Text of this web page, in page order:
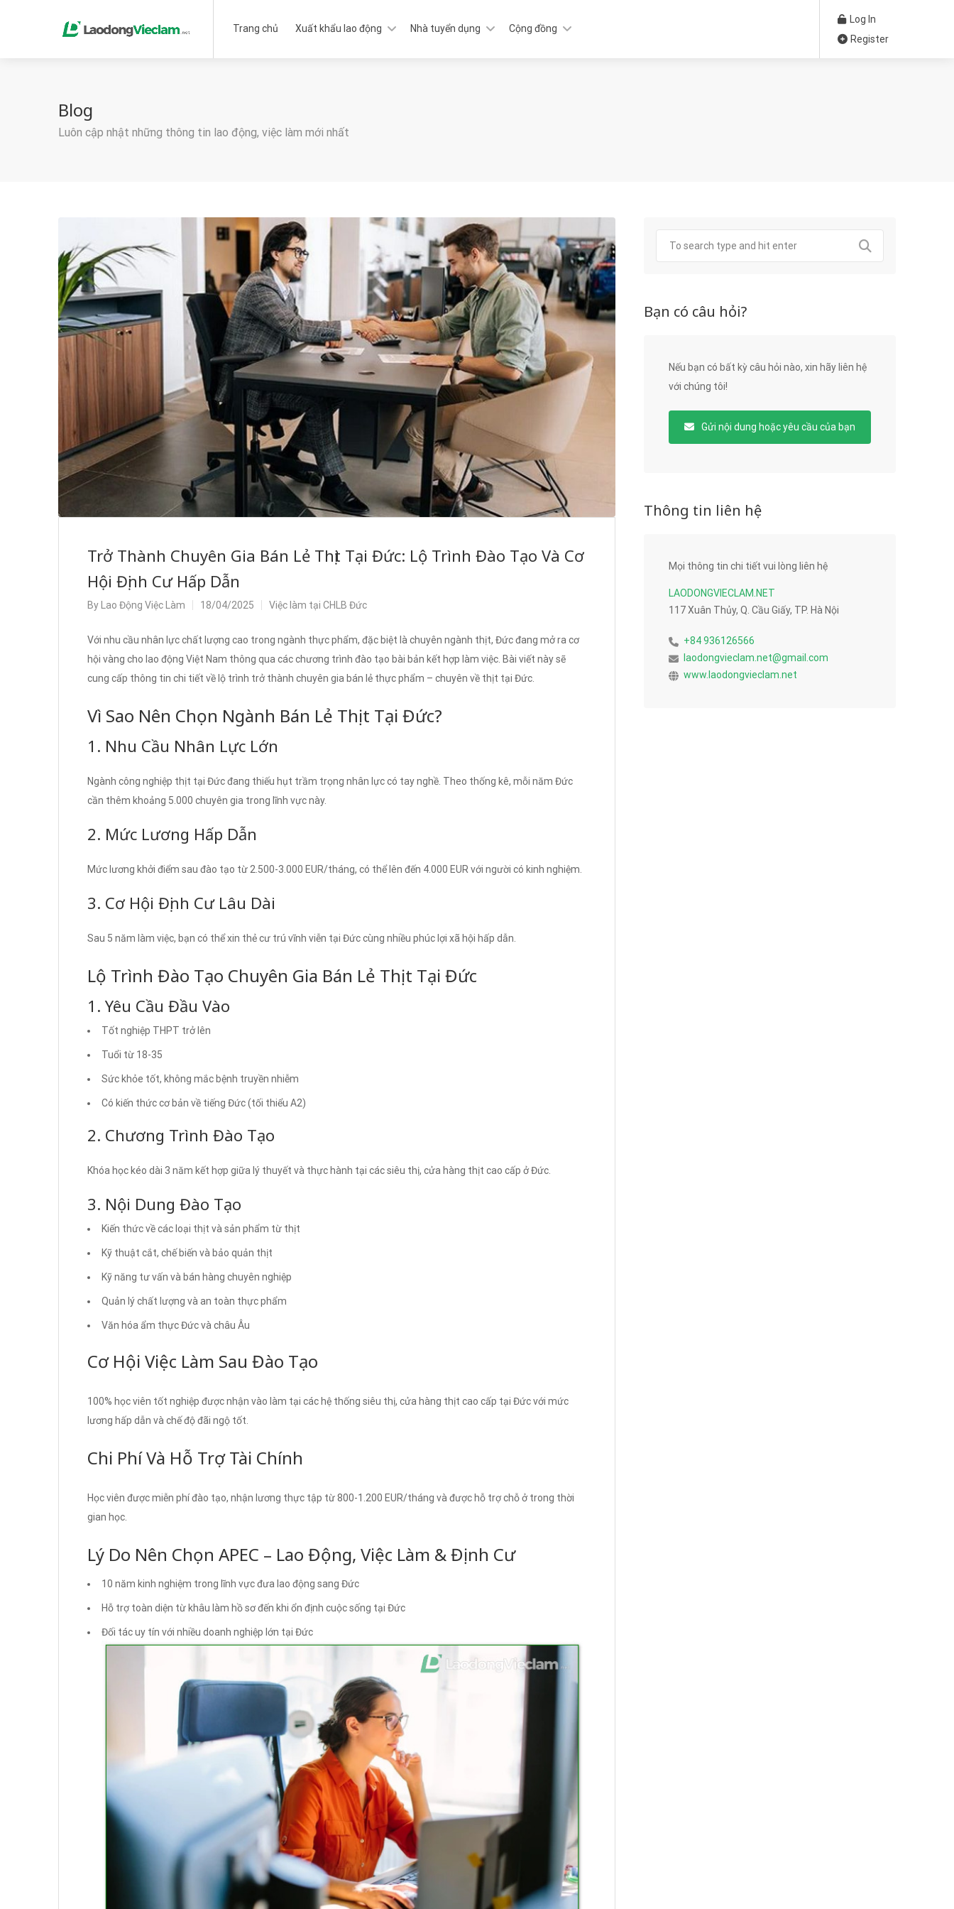
Trang chủ Xuất khẩu lao động Nhà tuyển dụng Cộng đồng
Log In
Register
Blog
Luôn cập nhật những thông tin lao động, việc làm mới nhất
Trở Thành Chuyên Gia Bán Lẻ Thịt Tại Đức: Lộ Trình Đào Tạo Và Cơ
Hội Định Cư Hấp Dẫn
By Lao Động Việc Làm 18/04/2025 Việc làm tại CHLB Đức
Với nhu cầu nhân lực chất lượng cao trong ngành thực phẩm, đặc biệt là chuyên ngành thịt, Đức đang mở ra cơ
hội vàng cho lao động Việt Nam thông qua các chương trình đào tạo bài bản kết hợp làm việc. Bài viết này sẽ
cung cấp thông tin chi tiết về lộ trình trở thành chuyên gia bán lẻ thực phẩm – chuyên về thịt tại Đức.
Vì Sao Nên Chọn Ngành Bán Lẻ Thịt Tại Đức?
1. Nhu Cầu Nhân Lực Lớn
Ngành công nghiệp thịt tại Đức đang thiếu hụt trầm trọng nhân lực có tay nghề. Theo thống kê, mỗi năm Đức
cần thêm khoảng 5.000 chuyên gia trong lĩnh vực này.
2. Mức Lương Hấp Dẫn
Mức lương khởi điểm sau đào tạo từ 2.500-3.000 EUR/tháng, có thể lên đến 4.000 EUR với người có kinh nghiệm.
3. Cơ Hội Định Cư Lâu Dài
Sau 5 năm làm việc, bạn có thể xin thẻ cư trú vĩnh viễn tại Đức cùng nhiều phúc lợi xã hội hấp dẫn.
Lộ Trình Đào Tạo Chuyên Gia Bán Lẻ Thịt Tại Đức
1. Yêu Cầu Đầu Vào
Tốt nghiệp THPT trở lên
Tuổi từ 18-35
Sức khỏe tốt, không mắc bệnh truyền nhiễm
Có kiến thức cơ bản về tiếng Đức (tối thiểu A2)
2. Chương Trình Đào Tạo
Khóa học kéo dài 3 năm kết hợp giữa lý thuyết và thực hành tại các siêu thị, cửa hàng thịt cao cấp ở Đức.
3. Nội Dung Đào Tạo
Kiến thức về các loại thịt và sản phẩm từ thịt
Kỹ thuật cắt, chế biến và bảo quản thịt
Kỹ năng tư vấn và bán hàng chuyên nghiệp
Quản lý chất lượng và an toàn thực phẩm
Văn hóa ẩm thực Đức và châu Âu
Cơ Hội Việc Làm Sau Đào Tạo
100% học viên tốt nghiệp được nhận vào làm tại các hệ thống siêu thị, cửa hàng thịt cao cấp tại Đức với mức
lương hấp dẫn và chế độ đãi ngộ tốt.
Chi Phí Và Hỗ Trợ Tài Chính
Học viên được miễn phí đào tạo, nhận lương thực tập từ 800-1.200 EUR/tháng và được hỗ trợ chỗ ở trong thời
gian học.
Lý Do Nên Chọn APEC – Lao Động, Việc Làm & Định Cư
10 năm kinh nghiệm trong lĩnh vực đưa lao động sang Đức
Hỗ trợ toàn diện từ khâu làm hồ sơ đến khi ổn định cuộc sống tại Đức
Đối tác uy tín với nhiều doanh nghiệp lớn tại Đức
Bạn có câu hỏi?
Nếu bạn có bất kỳ câu hỏi nào, xin hãy liên hệ
với chúng tôi!
Gửi nội dung hoặc yêu cầu của bạn
Thông tin liên hệ
Mọi thông tin chi tiết vui lòng liên hệ
LAODONGVIECLAM.NET
117 Xuân Thủy, Q. Cầu Giấy, TP. Hà Nội
+84 936126566
laodongvieclam.net@gmail.com
www.laodongvieclam.net